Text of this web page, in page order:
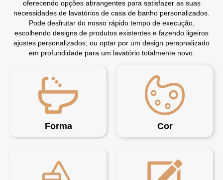
oferecendo opções abrangentes para satisfazer as suas
necessidades de lavatórios de casa de banho personalizados.
Pode desfrutar do nosso rápido tempo de execução,
escolhendo designs de produtos existentes e fazendo ligeiros
ajustes personalizados, ou optar por um design personalizado
em profundidade para um lavatório totalmente novo.
Forma Cor